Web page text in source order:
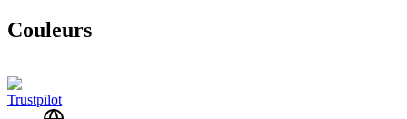
Couleurs
Trustpilot